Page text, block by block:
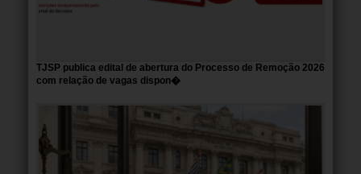
TJSP publica edital de abertura do Processo de Remoção 2026
com relação de vagas dispon�